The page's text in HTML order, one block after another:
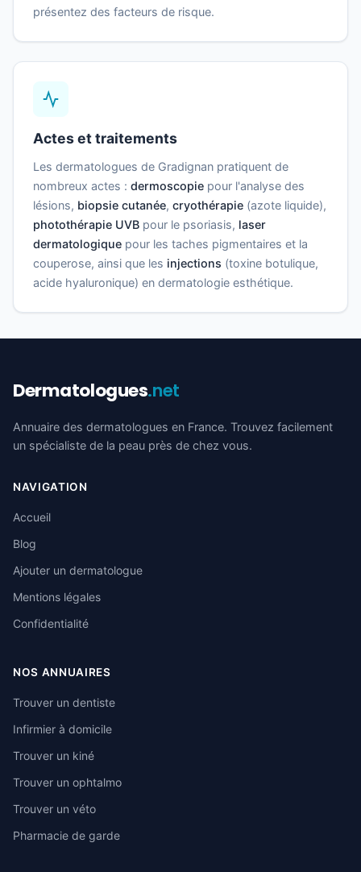
présentez des facteurs de risque.
Actes et traitements
Les dermatologues de Gradignan pratiquent de
nombreux actes : dermoscopie pour l'analyse des
lésions, biopsie cutanée, cryothérapie (azote liquide),
photothérapie UVB pour le psoriasis, laser
dermatologique pour les taches pigmentaires et la
couperose, ainsi que les injections (toxine botulique,
acide hyaluronique) en dermatologie esthétique.
Dermatologues.net
Annuaire des dermatologues en France. Trouvez facilement
un spécialiste de la peau près de chez vous.
NAVIGATION
Accueil
Blog
Ajouter un dermatologue
Mentions légales
Confidentialité
NOS ANNUAIRES
Trouver un dentiste
Infirmier à domicile
Trouver un kiné
Trouver un ophtalmo
Trouver un véto
Pharmacie de garde